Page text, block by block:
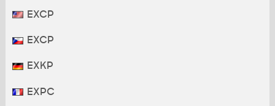
EXCP
EXCP
EXKP
EXPC